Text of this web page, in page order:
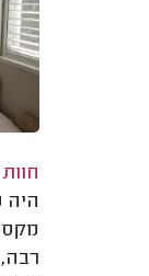
היה
רבה,